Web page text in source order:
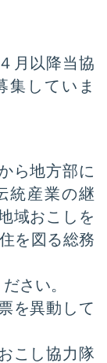
月以降当協
集していま
ら地方部に
統産業の継
域おこしを
を図る総務
さい。
を異動して
こし協力隊